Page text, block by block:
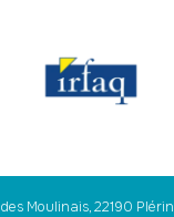
Moulinais, 22190 Plérin